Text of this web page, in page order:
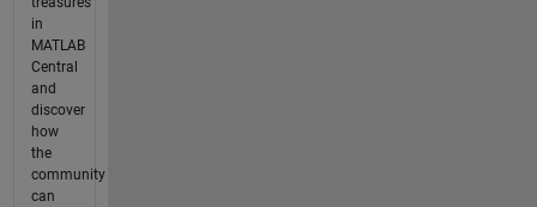
in
MATLAB
Central
and
discover
how
the
community
can